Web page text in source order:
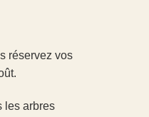
réservez vos
les arbres